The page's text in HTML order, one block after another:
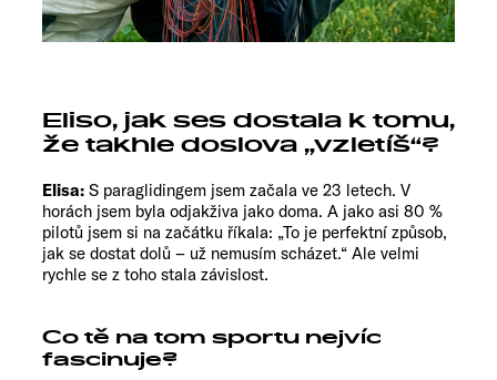
Eliso, jak ses dostala k tomu,
že takhle doslova „vzletíš“?
Elisa: S paraglidingem jsem začala ve 23 letech. V
horách jsem byla odjakživa jako doma. A jako asi 80 %
pilotů jsem si na začátku říkala: „To je perfektní způsob,
jak se dostat dolů – už nemusím scházet.“ Ale velmi
rychle se z toho stala závislost.
Co tě na tom sportu nejvíc
fascinuje?